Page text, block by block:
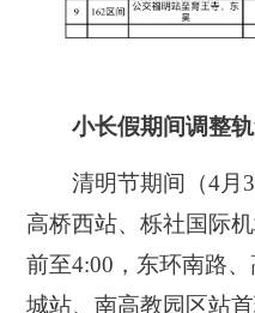
小长假期间调整
清明节期间（4月3
高桥西站、栎社国际
前至4:00，东环南路
城站、南高教园区站